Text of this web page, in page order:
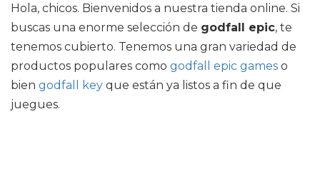
Hola, chicos. Bienvenidos a nuestra tienda online. Si
buscas una enorme selección de godfall epic, te
tenemos cubierto. Tenemos una gran variedad de
productos populares como godfall epic games o
bien godfall key que están ya listos a fin de que
juegues.